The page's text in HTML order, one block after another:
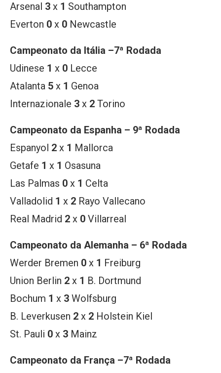
Arsenal 3 x 1 Southampton
Everton 0 x 0 Newcastle
Campeonato da Itália –7ª Rodada
Udinese 1 x 0 Lecce
Atalanta 5 x 1 Genoa
Internazionale 3 x 2 Torino
Campeonato da Espanha – 9ª Rodada
Espanyol 2 x 1 Mallorca
Getafe 1 x 1 Osasuna
Las Palmas 0 x 1 Celta
Valladolid 1 x 2 Rayo Vallecano
Real Madrid 2 x 0 Villarreal
Campeonato da Alemanha – 6ª Rodada
Werder Bremen 0 x 1 Freiburg
Union Berlin 2 x 1 B. Dortmund
Bochum 1 x 3 Wolfsburg
B. Leverkusen 2 x 2 Holstein Kiel
St. Pauli 0 x 3 Mainz
Campeonato da França –7ª Rodada